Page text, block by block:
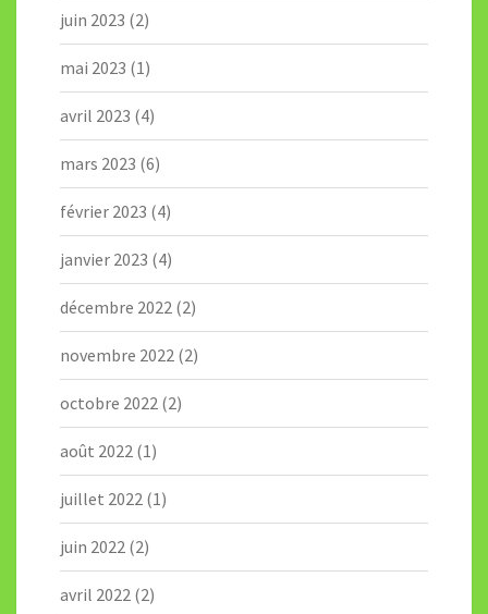
juin 2023 (2)
mai 2023 (1)
avril 2023 (4)
mars 2023 (6)
février 2023 (4)
janvier 2023 (4)
décembre 2022 (2)
novembre 2022 (2)
octobre 2022 (2)
août 2022 (1)
juillet 2022 (1)
juin 2022 (2)
avril 2022 (2)